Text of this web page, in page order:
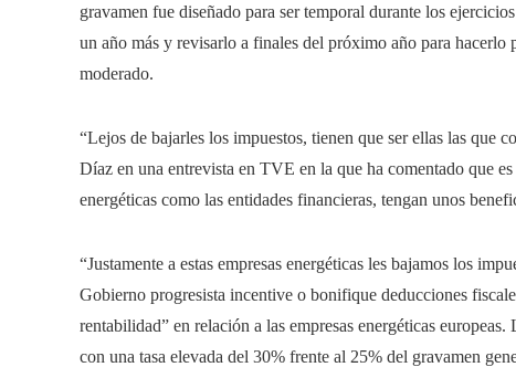
gravamen fue diseñado para ser temporal durante los
un año más y revisarlo a finales del próximo año para hacerlo
moderado.
“Lejos de bajarles los impuestos, tienen que ser ellas las que
Díaz en una entrevista en TVE en la que ha comentado que
energéticas como las entidades financieras, tengan unos
“Justamente a estas empresas energéticas les bajamos los
Gobierno progresista incentive o bonifique deducciones
rentabilidad” en relación a las empresas energéticas
con una tasa elevada del 30% frente al 25% del gravamen